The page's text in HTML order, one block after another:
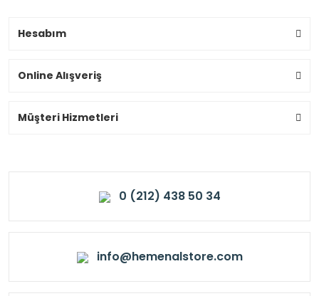
Hesabım
Online Alışveriş
Müşteri Hizmetleri
0 (212) 438 50 34
info@hemenalstore.com